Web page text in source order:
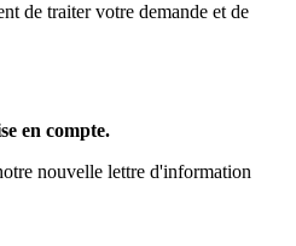
de traiter votre demande et de
en compte.
nouvelle lettre d'information